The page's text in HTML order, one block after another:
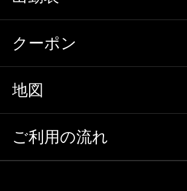
クーポン
地図
ご利用の流れ